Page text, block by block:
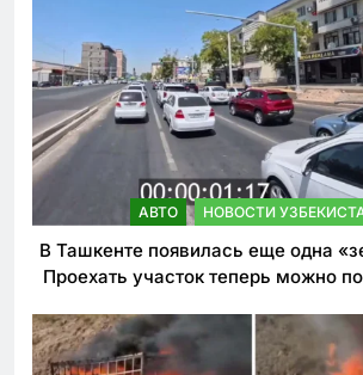
АВТО НОВОСТИ
В Ташкенте появилась еще одна
Проехать участок теперь можно